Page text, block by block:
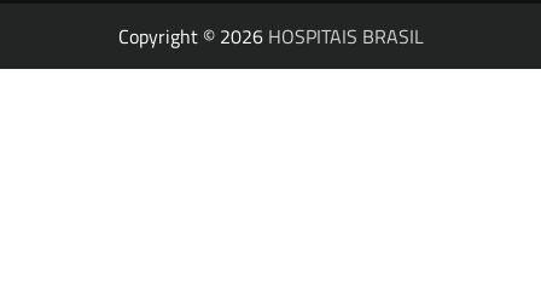
Copyright © 2026 HOSPITAIS BRASIL